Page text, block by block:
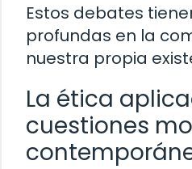
Estos debates
profundas en la
nuestra propia
La ética
cuestiones